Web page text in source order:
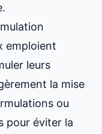
emploient
leurs
la mise
ou
pour éviter la